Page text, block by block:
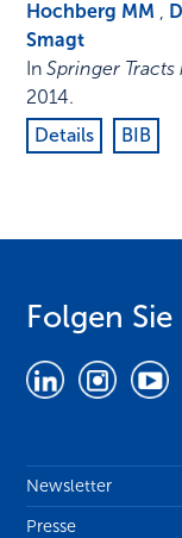
Hochberg MM ,
Smagt
InSpringer
2014.
Details
BIB
Folgen Sie
Newsletter
Presse